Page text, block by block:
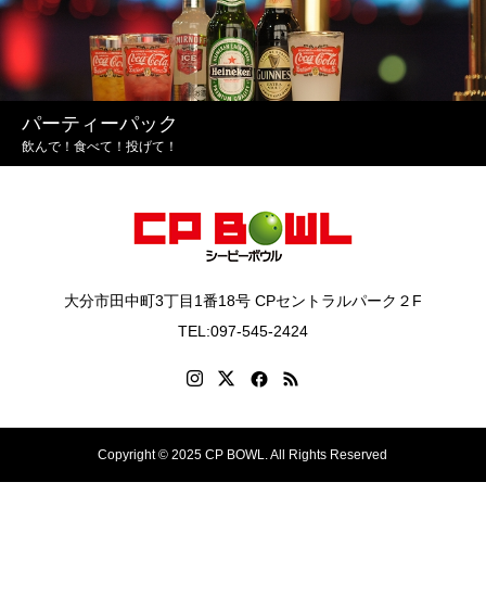
パーティーパック
飲んで！食べて！投げて！
大分市田中町3丁目1番18号 CPセントラルパーク２F
TEL:097-545-2424
Copyright © 2025 CP BOWL. All Rights Reserved